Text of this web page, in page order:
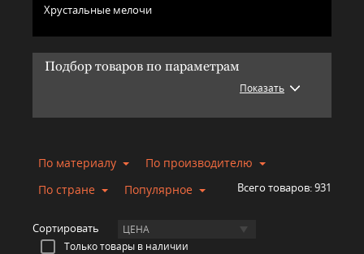
Хрустальные мелочи
Подбор товаров по параметрам
Показать
По материалу
По производителю
По стране
Популярное Всего товаров:931
Сортировать ЦЕНА
Только товары в наличии